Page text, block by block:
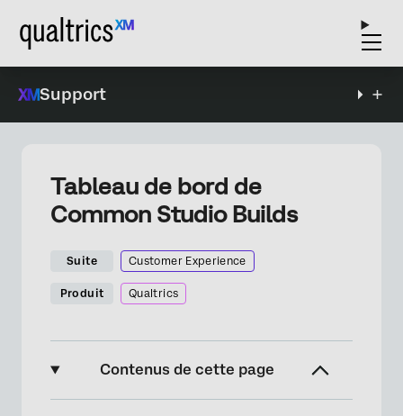
Support
Tableau de bord de
Common Studio Builds
Suite Customer Experience
Produit Qualtrics
Contenus de cette page